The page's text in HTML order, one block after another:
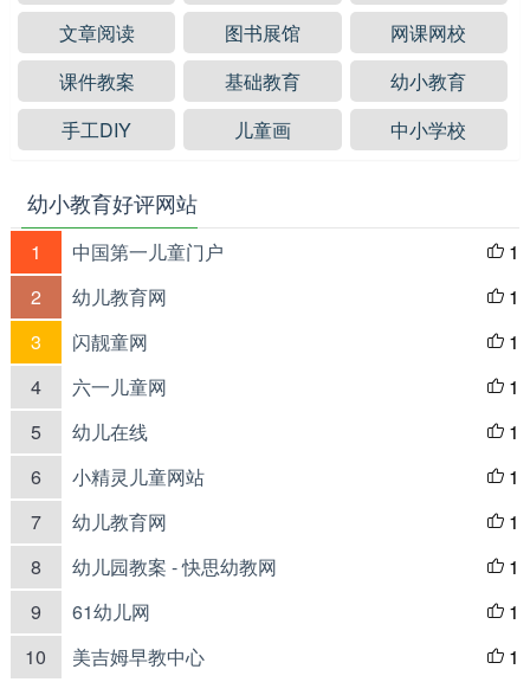
文章阅读
图书展馆
网课网校
课件教案
基础教育
幼小教育
手工DIY
儿童画 中小学校
幼小教育好评网站
1 中国第一儿童门户  1
2
幼儿教育网  1
3
闪靓童网  1
4
六一儿童网  1
5
幼儿在线  1
6
小精灵儿童网站  1
7
幼儿教育网  1
8
幼儿园教案 - 快思幼教网  1
9
61幼儿网  1
10
美吉姆早教中心  1